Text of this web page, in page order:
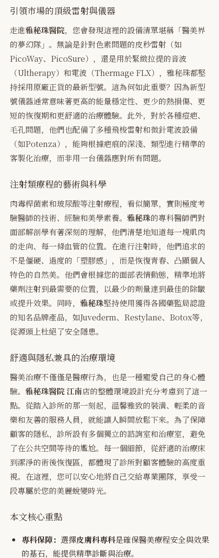
引領市場的頂級雷射與儀器
走進雅秘珠醫院，您會發現這裡的設備清單堪稱「醫美界
的夢幻隊」。無論是針對色素問題的皮秒雷射（如
PicoWay、PicoSure），還是用於緊緻拉提的音波
（Ultherapy）和電波（Thermage FLX），雅秘珠都堅
持採用原廠正貨的最新型號。這為何如此重要？因為新型
號儀器通常意味著更高的能量穩定性、更少的熱損傷、更
短的恢復期和更舒適的治療體驗。此外，對於各種痘疤、
毛孔問題，他們也配備了多種飛梭雷射和微針電波設備
（如Potenza），能夠根據疤痕的深淺、類型進行精準的
客製化治療，而非用一台儀器應對所有問題。
注射類療程的藝術與科學
肉毒桿菌素和玻尿酸等注射療程，看似簡單，實則極度考
驗醫師的技術、經驗和美學素養。 雅秘珠的專科醫師們對
面部解剖學有著深刻的理解，他們清楚地知道每一塊肌肉
的走向、每一條血管的位置。在進行注射時，他們追求的
不是僵硬、過度的「塑膠感」，而是恢復青春、凸顯個人
特色的自然美。他們會根據您的面部表情動態，精準地將
藥劑注射到最需要的位置，以最少的劑量達到最佳的除皺
或提升效果。同時， 雅秘珠堅持使用獲得各國藥監局認證
的知名品牌產品，如Juvederm、Restylane、Botox等，
從源頭上杜絕了安全隱患。
舒適與隱私兼具的治療環境
醫美治療不僅僅是醫療行為，也是一種寵愛自己的身心體
驗。 雅秘珠醫院 江南店的整體環境設計充分考慮到了這一
點。從踏入診所的那一刻起，溫馨雅致的裝潢、輕柔的音
樂和友善的服務人員，就能讓人瞬間放鬆下來。為了保障
顧客的隱私，診所設有多個獨立的諮詢室和治療室，避免
了在公共空間等待的尷尬。每一個細節，從舒適的治療床
到潔淨的術後恢復區，都體現了診所對顧客體驗的高度重
視。在這裡，您可以安心地將自己交給專業團隊，享受一
段專屬於您的美麗蛻變時光。
本文核心重點
專科保障： 選擇皮膚科專科是確保醫美療程安全與效果
的基石，能提供精準診斷與治療。